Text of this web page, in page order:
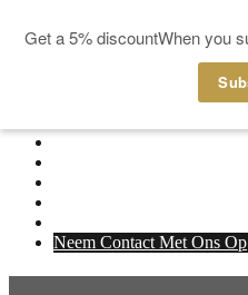
Neem Contact Met Ons Op